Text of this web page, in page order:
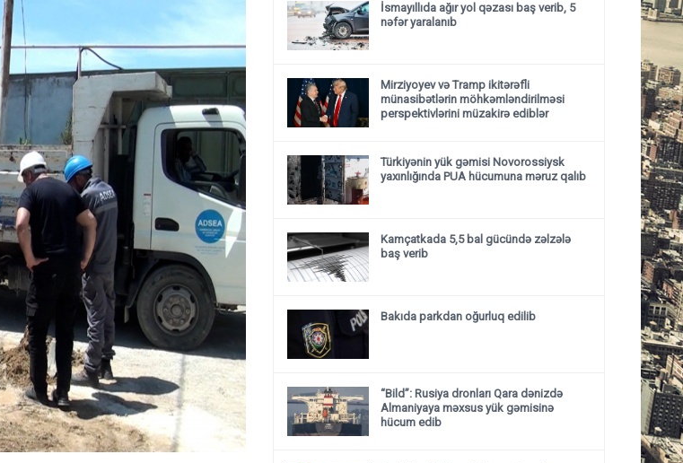
İsmayıllıda ağır yol qəzası baş verib, 5
nəfər yaralanıb
Mirziyoyev və Tramp ikitərəfli
münasibətlərin möhkəmləndirilməsi
perspektivlərini müzakirə ediblər
Türkiyənin yük gəmisi Novorossiysk
yaxınlığında PUA hücumuna məruz qalıb
Kamçatkada 5,5 bal gücündə zəlzələ
baş verib
Bakıda parkdan oğurluq edilib
“Bild”: Rusiya dronları Qara dənizdə
Almaniyaya məxsus yük gəmisinə
hücum edib